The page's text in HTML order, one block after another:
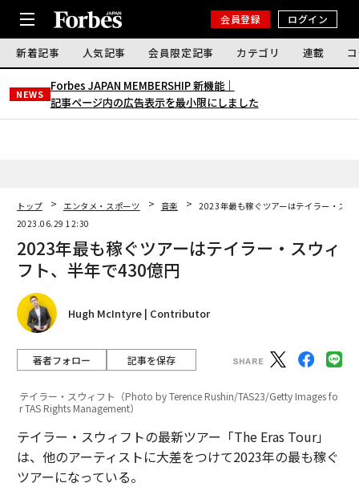
会員登録 ログイン
新着記事 人気記事 会員限定記事 カテゴリ 連載
NEWS
Forbes JAPAN MEMBERSHIP 新機能｜
記事ページ内の広告表示を最小限にしました
トップ エンタメ・スポーツ 音楽
2023年最も稼ぐツアーはテイラー・ス
2023.06.29 12:30
2023年最も稼ぐツアーはテイラー・スウィ
フト、半年で430億円
Hugh McIntyre | Contributor
著者フォロー 記事を保存
テイラー・スウィフト（Photo by Terence Rushin/TAS23/Getty Images fo
r TAS Rights Management）
テイラー・スウィフトの最新ツアー「The Eras Tour」
は、他のアーティストに大差をつけて2023年の最も稼ぐ
ツアーになっている。